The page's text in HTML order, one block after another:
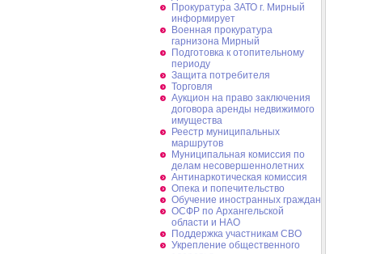
Прокуратура ЗАТО г. Мирный
информирует
Военная прокуратура
гарнизона Мирный
Подготовка к отопительному
периоду
Защита потребителя
Торговля
Аукцион на право заключения
договора аренды недвижимого
имущества
Реестр муниципальных
маршрутов
Муниципальная комиссия по
делам несовершеннолетних
Антинаркотическая комиссия
Опека и попечительство
Обучение иностранных граждан
ОСФР по Архангельской
области и НАО
Поддержка участникам СВО
Укрепление общественного